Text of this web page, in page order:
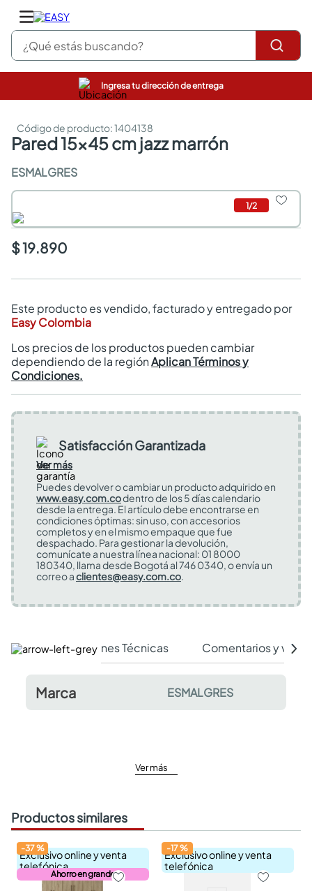
¿Qué estás buscando?
Ingresa tu dirección de entrega
:1404138
pared 15x45 cm jazz marrón
ESMALGRES
1/2
$ 19.890
Este producto es vendido, facturado y entregado por
Easy Colombia
Los precios de los productos pueden cambiar
dependiendo de la regiónAplican Términos y
Condiciones.
Satisfacción Garantizada
Ver más
Puedes devolver o cambiar un producto adquirido en
www.easy.com.codentro de los 5 días calendario
desde la entrega. El artículo debe encontrarse en
condiciones óptimas: sin uso, con accesorios
completos y en el mismo empaque que fue
despachado. Para gestionar la devolución,
comunícate a nuestra línea nacional: 01 8000
180340, llama desde Bogotá al 746 0340, o envía un
correo aclientes@easy.com.co.
Especificaciones Técnicas Comentarios y
Marca ESMALGRES
Ver más
Productos similares
Exclusivo online y venta
telefónica
Ahorro en grande
-37%
Exclusivo online y venta
telefónica
-17%
pinturas
cocinas integrales
sanitarios
escritorio
pisos
comedores
armarios closet
neveras